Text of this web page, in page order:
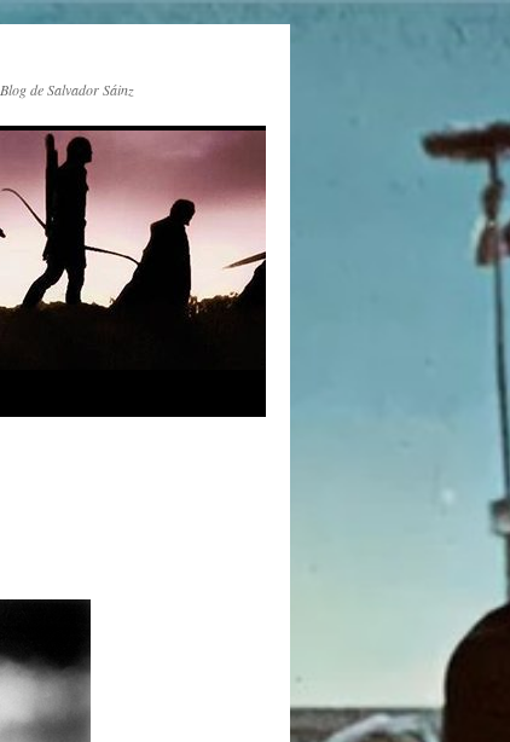
Blog de Salvador Sáinz